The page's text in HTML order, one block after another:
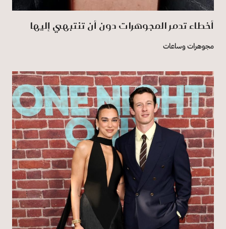
أخطاء تدمر المجوهرات دون أن تنتبهي إليها
مجوهرات وساعات